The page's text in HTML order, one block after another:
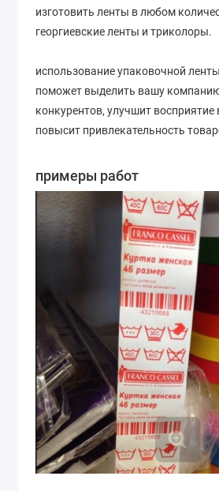
изготовить ленты в любом
георгиевские ленты и триколоры.
использование упаковочной
поможет выделить вашу
конкурентов, улучшит
повысит привлекательность
примеры работ